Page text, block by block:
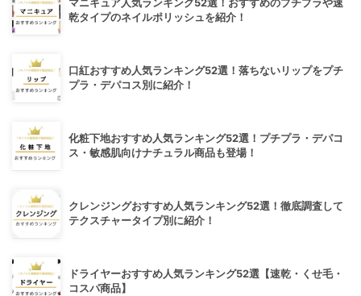
マニキュア人気ランキング52選！おすすめのプチプラや速
乾タイプのネイルポリッシュを紹介！
口紅おすすめ人気ランキング52選！落ちないリップをプチ
プラ・デパコス別に紹介！
化粧下地おすすめ人気ランキング52選！プチプラ・デパコ
ス・敏感肌向けナチュラル商品も登場！
クレンジングおすすめ人気ランキング52選！徹底調査して
テクスチャータイプ別に紹介！
ドライヤーおすすめ人気ランキング52選【速乾・くせ毛・
コスパ商品】